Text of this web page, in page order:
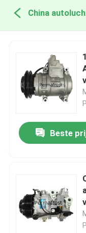
China
Beste